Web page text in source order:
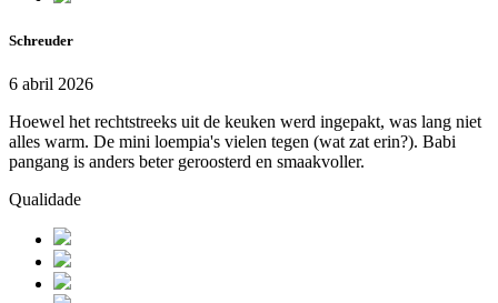
Schreuder
6 abril 2026
Hoewel het rechtstreeks uit de keuken werd ingepakt, was lang niet
alles warm. De mini loempia's vielen tegen (wat zat erin?). Babi
pangang is anders beter geroosterd en smaakvoller.
Qualidade